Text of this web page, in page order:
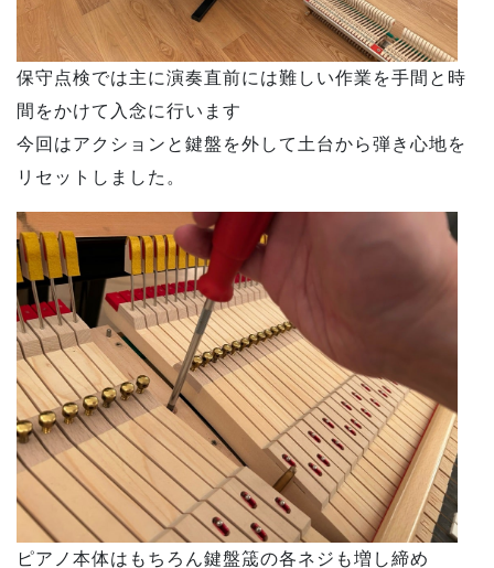
保守点検では主に演奏直前には難しい作業を手間と時
間をかけて入念に行います
今回はアクションと鍵盤を外して土台から弾き心地を
リセットしました。
ピアノ本体はもちろん鍵盤筬の各ネジも増し締め